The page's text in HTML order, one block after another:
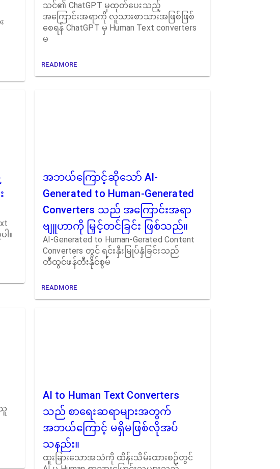
သင်၏ ChatGPT မှထုတ်ပေးသည့်
အကြောင်းအရာကို လူသားစာသားအဖြစ်ဖြစ်
စေရန် ChatGPT မှ Human Text converters
မ
READMORE
ါ။
အဘယ်ကြောင့်ဆိုသော် AI-
Generated to Human-Generated
Converters သည် အကြောင်းအရာ
ဗျူဟာကို မြှင့်တင်ခြင်း ဖြစ်သည်။
AI-Generated to Human-Gerated Content
Converters တွင် ရင်းနှီးမြုပ်နှံခြင်းသည်
တီထွင်ဖန်တီးနိုင်စွမ်
READMORE
AI to Human Text Converters
သည် စာရေးဆရာများအတွက်
အဘယ်ကြောင့် မရှိမဖြစ်လိုအပ်
သနည်း။
ထူးခြားသောအသံကို ထိန်းသိမ်းထားစဉ်တွင်